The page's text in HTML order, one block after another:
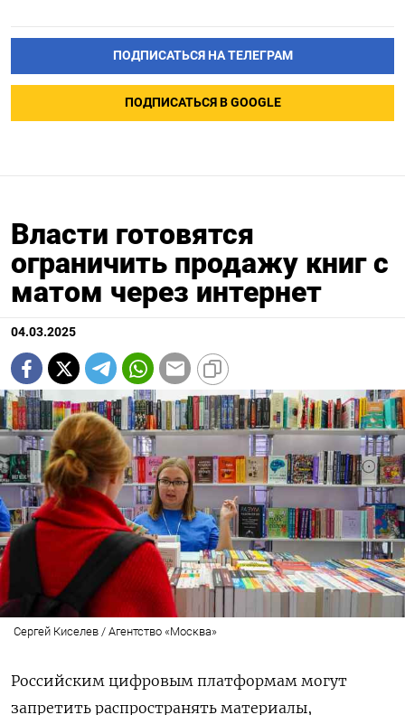
ПОДПИСАТЬСЯ НА ТЕЛЕГРАМ
ПОДПИСАТЬСЯ В GOOGLE
Власти готовятся
ограничить продажу книг c
матом через интернет
04.03.2025
Сергей Киселев / Агентство «Москва»
Российским цифровым платформам могут
запретить распространять материалы,